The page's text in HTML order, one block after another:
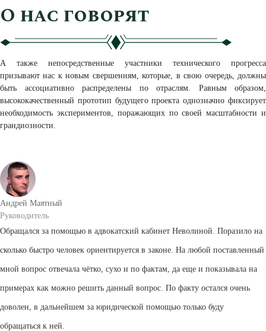
О нас говорят
А также непосредственные участники технического прогресса
призывают нас к новым свершениям, которые, в свою очередь, должны
быть ассоциативно распределены по отраслям. Равным образом,
высококачественный прототип будущего проекта однозначно фиксирует
необходимость экспериментов, поражающих по своей масштабности и
грандиозности.
Андрей Маятный
Руководитель
Обращался за помощью в адвокатский кабинет Неволиной. Поразило на
сколько быстро человек ориентируется в законе. На любой поставленный
мной вопрос отвечала чётко, сухо и по фактам, да еще и показывала на
примерах как можно решить данный вопрос. По факту остался очень
доволен, в дальнейшем за юридической помощью только буду
обращаться к ней.